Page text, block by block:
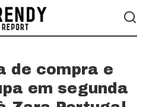
de compra e
em segunda